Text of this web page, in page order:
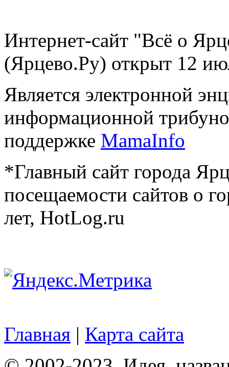
Интернет-сайт "Всё о
(Ярцево.Ру) открыт 12
Является электронной
информационной
поддержке MamaInfo
*Главный сайт города
посещаемости сайтов о
лет, HotLog.ru
Главная | Карта сайта